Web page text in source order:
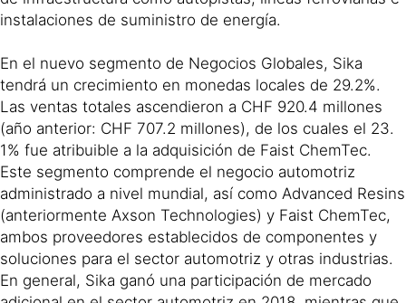
instalaciones de suministro de energía.
En el nuevo segmento de Negocios Globales, Sika
tendrá un crecimiento en monedas locales de 29.2%.
Las ventas totales ascendieron a CHF 920.4 millones
(año anterior: CHF 707.2 millones), de los cuales el 23.
1% fue atribuible a la adquisición de Faist ChemTec.
Este segmento comprende el negocio automotriz
administrado a nivel mundial, así como Advanced Resins
(anteriormente Axson Technologies) y Faist ChemTec,
ambos proveedores establecidos de componentes y
soluciones para el sector automotriz y otras industrias.
En general, Sika ganó una participación de mercado